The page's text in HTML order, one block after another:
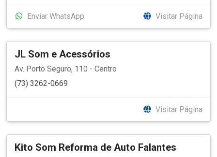
Enviar WhatsApp Visitar Página
JL Som e Acessórios
Av. Porto Seguro, 110 - Centro
(73) 3262-0669
Visitar Página
Kito Som Reforma de Auto Falantes